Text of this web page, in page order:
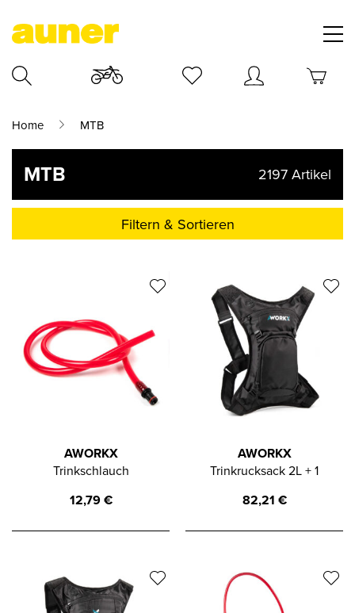
Home MTB
MTB 2197Artikel
Filtern & Sortieren
AWORKX
Trinkschlauch
12,79€
AWORKX
Trinkrucksack 2L + 1
82,21 €